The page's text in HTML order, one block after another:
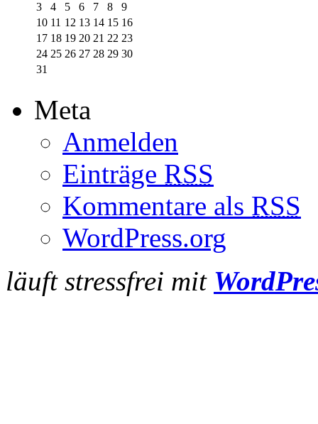
3
4 5 6 7 8
9
10 11 12 13 14 15 16
17 18 19 20 21 22 23
24 25 26 27 28 29 30
31
Meta
Anmelden
Einträge RSS
Kommentare als RSS
WordPress.org
läuft stressfrei mit